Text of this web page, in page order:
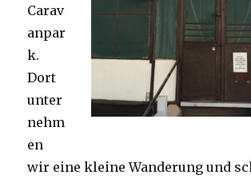
Carav
anpar
k.
Dort
unter
nehm
en
wir eine kleine Wanderung und